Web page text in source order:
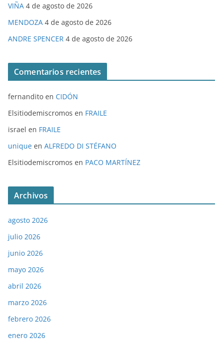
VIÑA 4 de agosto de 2026
MENDOZA 4 de agosto de 2026
ANDRE SPENCER 4 de agosto de 2026
Comentarios recientes
fernandito en CIDÓN
Elsitiodemiscromos en FRAILE
israel en FRAILE
unique en ALFREDO DI STÉFANO
Elsitiodemiscromos en PACO MARTÍNEZ
Archivos
agosto 2026
julio 2026
junio 2026
mayo 2026
abril 2026
marzo 2026
febrero 2026
enero 2026